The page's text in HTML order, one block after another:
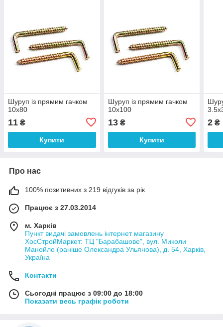
Шуруп із прямим гачком
10х80
11 ₴
Купити
Шуруп із прямим гачком
10х100
13₴
Купити
2 ₴
Про нас
100% позитивних з 219 відгуків за рік
Працює з 27.03.2014
м. Харків
Пункт видачі замовлень інтернет магазину
ХосСтройМаркет: ТЦ "Барабашове", вул. Миколи
Манойло (раніше Олександра Ульянова), д. 54, Харків,
Україна
Контакти
Сьогодні працює з 09:00 до 18:00
Показати весь графік роботи